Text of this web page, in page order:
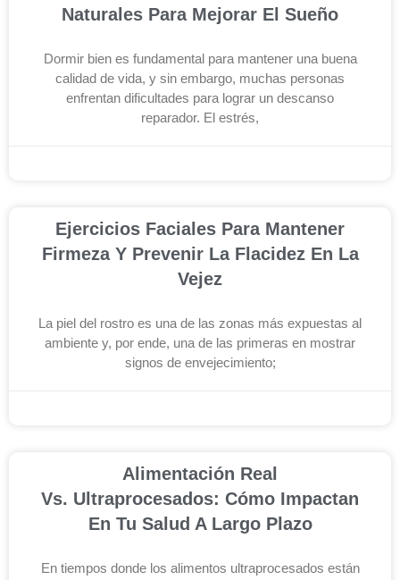
Naturales Para Mejorar El Sueño
Dormir bien es fundamental para mantener una buena
calidad de vida, y sin embargo, muchas personas
enfrentan dificultades para lograr un descanso
reparador. El estrés,
Ejercicios Faciales Para Mantener
Firmeza Y Prevenir La Flacidez En La
Vejez
La piel del rostro es una de las zonas más expuestas al
ambiente y, por ende, una de las primeras en mostrar
signos de envejecimiento;
Alimentación Real
Vs. Ultraprocesados: Cómo Impactan
En Tu Salud A Largo Plazo
En tiempos donde los alimentos ultraprocesados están